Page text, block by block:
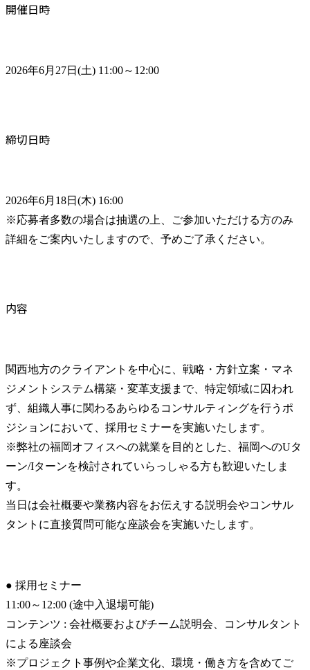
開催日時
2026年6月27日(土) 11:00～12:00
締切日時
2026年6月18日(木) 16:00
※応募者多数の場合は抽選の上、ご参加いただける方のみ
詳細をご案内いたしますので、予めご了承ください。
内容
関西地方のクライアントを中心に、戦略・方針立案・マネ
ジメントシステム構築・変革支援まで、特定領域に囚われ
ず、組織人事に関わるあらゆるコンサルティングを行うポ
ジションにおいて、採用セミナーを実施いたします。
※弊社の福岡オフィスへの就業を目的とした、福岡へのUタ
ーン/Iターンを検討されていらっしゃる方も歓迎いたしま
す。
当日は会社概要や業務内容をお伝えする説明会やコンサル
タントに直接質問可能な座談会を実施いたします。
● 採用セミナー
11:00～12:00 (途中入退場可能)
コンテンツ : 会社概要およびチーム説明会、コンサルタント
による座談会
※プロジェクト事例や企業文化、環境・働き方を含めてご